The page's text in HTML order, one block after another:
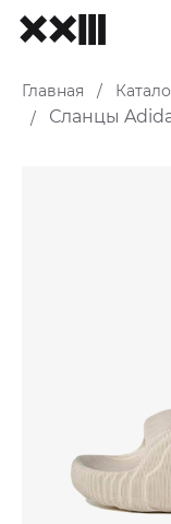
Главная /
/
Сланцы